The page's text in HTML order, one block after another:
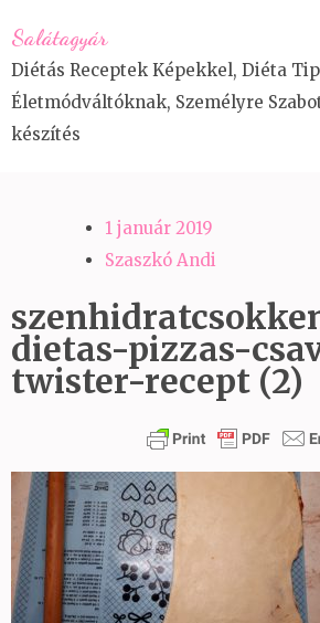
to
content
(Press
Enter)
Salátagyár
Diétás Receptek Képekkel, Diéta
Életmódváltóknak, Személyre
készítés
1 január 2019
Szaszkó Andi
dietas-pizzas-
twister-recept (2)